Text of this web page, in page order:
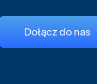
Dołącz do nas